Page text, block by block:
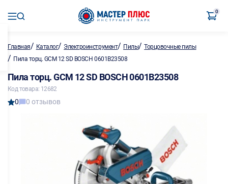
0
Главная/ Каталог/ Электроинструмент/ Пилы/Торцовочные пилы
/ Пила торц. GCM 12 SD BOSCH 0601B23508
Пила торц. GCM 12 SD BOSCH 0601B23508
Код товара: 12682
0 0 отзывов